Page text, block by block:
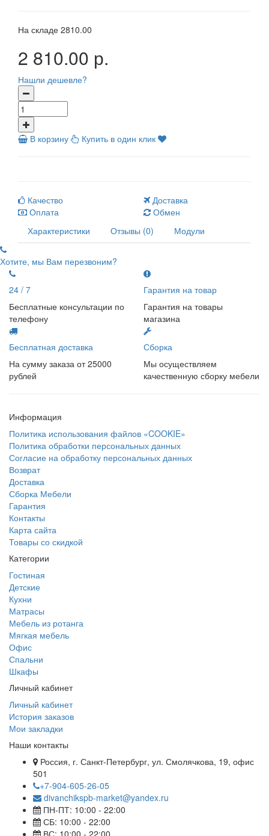
На складе 2810.00
2 810.00 р.
Нашли дешевле?
В корзину Купить в один клик
Качество
Доставка
Оплата
Обмен
Характеристики
Отзывы (0) Модули
Хотите, мы Вам перезвоним?
24 / 7
Бесплатные консультации по
телефону
Гарантия на товар
Гарантия на товары
магазина
Бесплатная доставка
На сумму заказа от 25000
рублей
Сборка
Мы осуществляем
качественную сборку мебели
Информация
Политика использования файлов «COOKIE»
Политика обработки персональных данных
Согласие на обработку персональных данных
Возврат
Доставка
Сборка Мебели
Гарантия
Контакты
Карта сайта
Товары со скидкой
Категории
Гостиная
Детские
Кухни
Матрасы
Мебель из ротанга
Мягкая мебель
Офис
Спальни
Шкафы
Личный кабинет
Личный кабинет
История заказов
Мои закладки
Наши контакты
Россия, г. Санкт-Петербург, ул. Смолячкова, 19, офис
501
+7-904-605-26-05
divanchikspb-market@yandex.ru
ПН-ПТ: 10:00 - 22:00
СБ: 10:00 - 22:00
ВС: 10:00 - 22:00